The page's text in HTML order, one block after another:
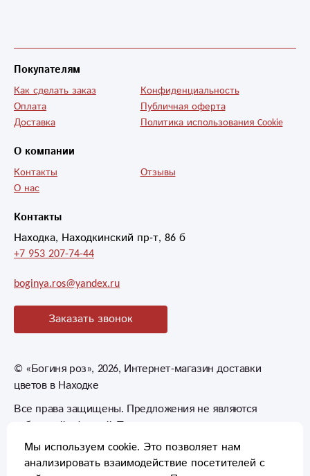
Контакты
Находка, Находкинский пр-т, 86 б
+7 953 207-74-44
boginya.ros@yandex.ru
Заказать звонок
Покупателям
Как сделать заказ
Оплата
Доставка
Конфиденциальность
Публичная оферта
Политика использования Cookie
О компании
Контакты
О нас
Отзывы
© «Богиня роз», 2026, Интернет-магазин доставки
цветов в Находке
Все права защищены. Предложения не являются
публичной офертой. Товары могут незначительно
отличаться от фотографий.
Мы используем cookie. Это позволяет нам
анализировать взаимодействие посетителей с